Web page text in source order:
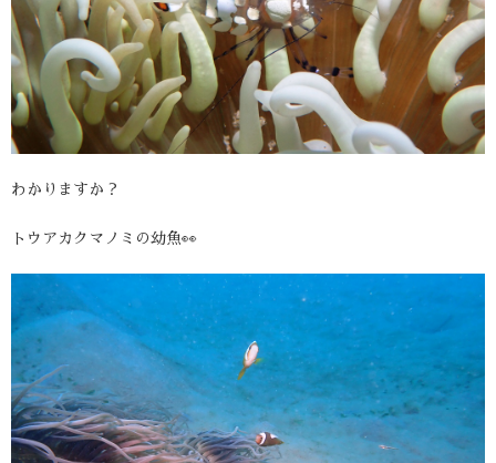
わかりますか？
トウアカクマノミの幼魚👀